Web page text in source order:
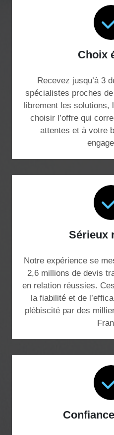
Choix
Recevez jusqu’à 3
spécialistes proches
librement les solutions,
choisir l’offre qui
attentes et à votre
Sérieux
Notre expérience se
2,6 millions de devis
en relation réussies.
la fiabilité et de
plébiscité par des